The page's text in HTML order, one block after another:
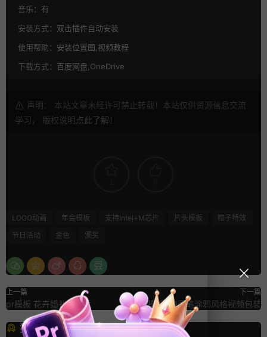
音乐： 有
安装方式： 双击插件自动安装
使用帮助： 安装位置图,视频教程
下载方式： 百度网盘,OneDrive
声明： 本站文章未经许可禁止转载！本站仅供资源信息交流
学习， 版权说明点此了解 ！
LOGO动画 年会模板 支持Intel+M芯片 片头模板
粒子特效
节日活动
金色 颁奖
上一篇
pr模板 花卉婚礼幻灯片
下一篇
Pr模板 2D画笔涂鸦风格视频包装
猜你喜欢